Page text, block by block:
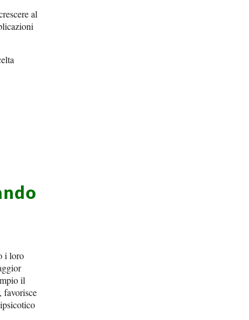
al
i loro
il
favorisce